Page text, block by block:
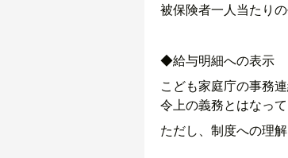
被保険者一人当たり
◆給与明細への表示
こども家庭庁の事務
令上の義務とはなって
ただし、制度への理